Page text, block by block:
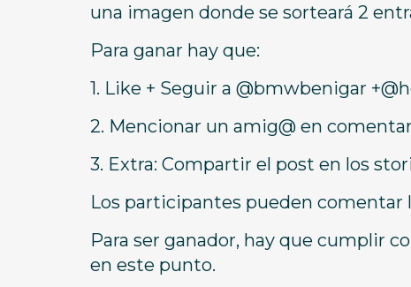
una imagen donde se sorteará 2
Para ganar hay que:
1. Like + Seguir a @bmwbenigar
2. Mencionar un amig@ en
3. Extra: Compartir el post en los
Los participantes pueden comentar
Para ser ganador, hay que cumplir
en este punto.